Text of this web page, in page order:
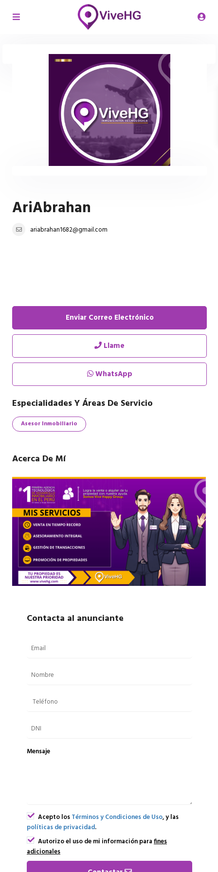
AriAbrahan
ariabrahan1682@gmail.com
Enviar Correo Electrónico
Llame
WhatsApp
Especialidades Y Áreas De Servicio
Asesor Inmobiliario
Acerca De Mí
Contacta al anunciante
Mensaje
Acepto losTérminos y Condiciones de Uso, y las
políticas de privacidad.
Autorizo el uso de mi información parafines
adicionales